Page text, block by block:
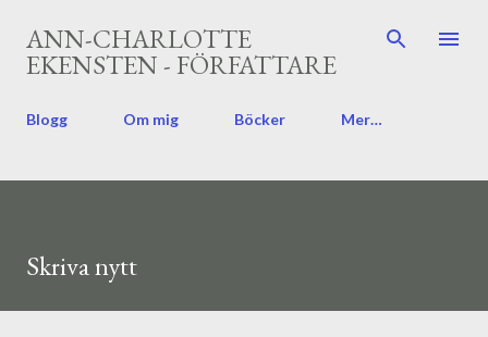
Fortsätt till huvudinnehåll
ANN-CHARLOTTE
EKENSTEN - FÖRFATTARE
Blogg Om mig Böcker Mer…
Skriva nytt